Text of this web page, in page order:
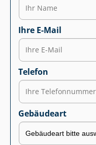
Ihre E-Mail
Telefon
Gebäudeart